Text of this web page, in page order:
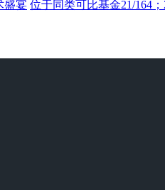
盛宴 位于同类可比基金21/164